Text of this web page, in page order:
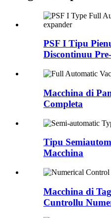
PSF I Tipu
Discontinuu
Macchina di
Completa
Tipu
Macchina
Macchina di
Cuntrollu